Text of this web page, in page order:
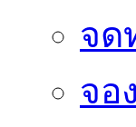
จด
จอ